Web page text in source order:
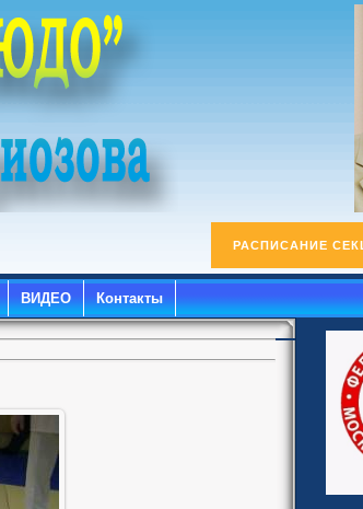
РАСПИСАНИЕ
ВИДЕО Контакты